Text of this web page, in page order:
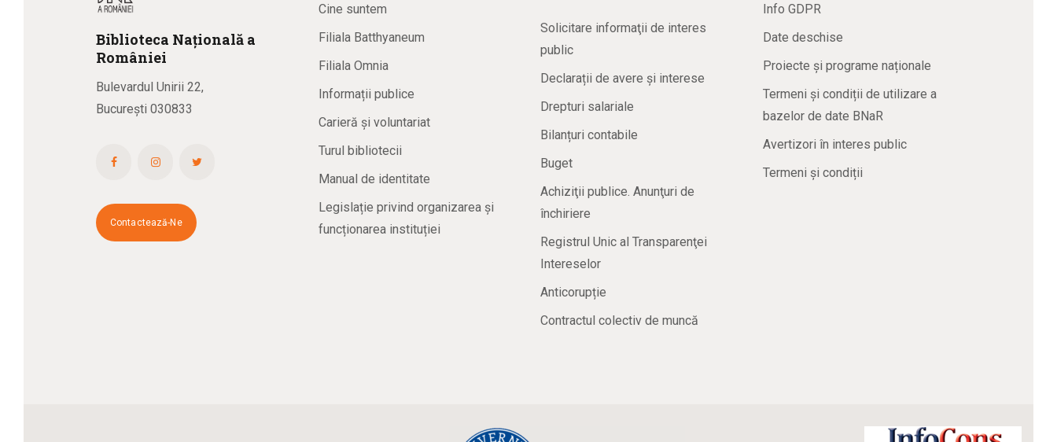
Biblioteca Națională a
României
Bulevardul Unirii 22,
București 030833
Contactează-Ne
Cine suntem
Filiala Batthyaneum
Filiala Omnia
Informații publice
Carieră și voluntariat
Turul bibliotecii
Manual de identitate
Legislație privind organizarea și
funcționarea instituției
Solicitare informaţii de interes
public
Declarații de avere și interese
Drepturi salariale
Bilanțuri contabile
Buget
Achiziţii publice. Anunţuri de
închiriere
Registrul Unic al Transparenţei
Intereselor
Anticorupție
Contractul colectiv de muncă
Info GDPR
Date deschise
Proiecte și programe naționale
Termeni și condiții de utilizare a
bazelor de date BNaR
Avertizori în interes public
Termeni și condiții